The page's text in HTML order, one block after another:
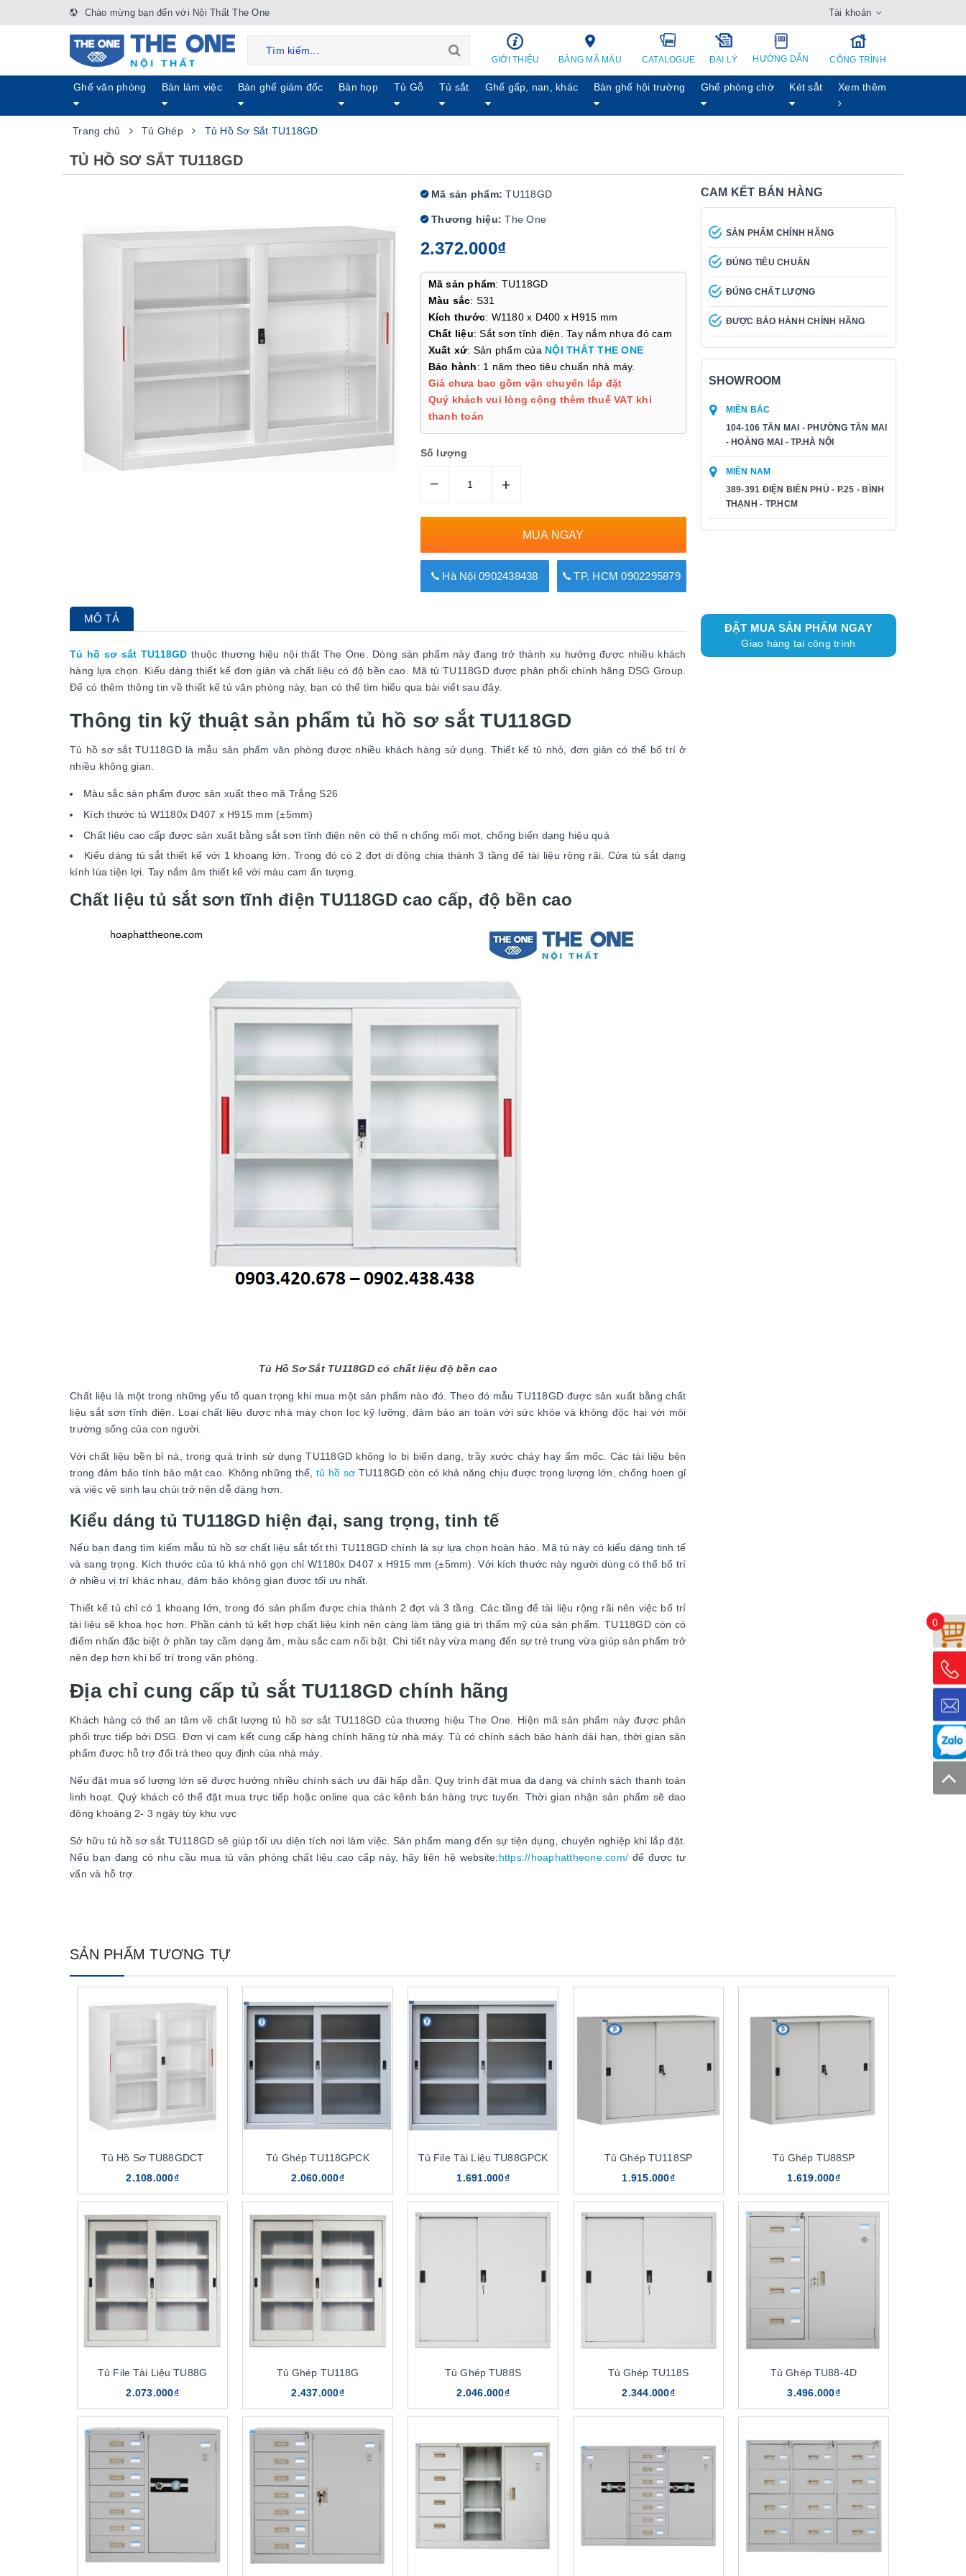
Chào mừng bạn đến với Nội Thất The One Tài khoản
GIỚI THIỆU BẢNG MÃ MÀU CATALOGUE ĐẠI LÝ HƯỚNG DẪN CÔNG TRÌNH
Ghế văn phòng Bàn làm việc Bàn ghế giám đốc Bàn họp Tủ Gỗ Tủ sắt Ghế gấp, nan, khác Bàn ghế hội trường Ghế phòng chờ Két sẳt Xem thêm
Trang chủ Tủ Ghép Tủ Hồ Sơ Sắt TU118GD
TỦ HỒ SƠ SẮT TU118GD
Mã sản phẩm: TU118GD
Thương hiệu: The One
2.372.000₫
Mã sản phẩm: TU118GD
Màu sắc: S31
Kích thước: W1180 x D400 x H915 mm
Chất liệu: Sắt sơn tĩnh điện. Tay nắm nhựa đỏ cam
Xuất xứ: Sản phẩm của NỘI THẤT THE ONE
Bảo hành: 1 năm theo tiêu chuẩn nhà máy.
Giá chưa bao gồm vận chuyển lắp đặt
Quý khách vui lòng cộng thêm thuế VAT khi
thanh toán
Số lượng
– +
MUA NGAY
Hà Nội 0902438438 TP. HCM 0902295879
CAM KẾT BÁN HÀNG
SẢN PHẨM CHÍNH HÃNG
ĐÚNG TIÊU CHUẨN
ĐÚNG CHẤT LƯỢNG
ĐƯỢC BẢO HÀNH CHÍNH HÃNG
SHOWROOM
MIỀN BẮC
104-106 TÂN MAI - PHƯỜNG TÂN MAI
- HOÀNG MAI - TP.HÀ NỘI
MIỀN NAM
389-391 ĐIỆN BIÊN PHỦ - P.25 - BÌNH
THẠNH - TP.HCM
MÔ TẢ
Tủ hồ sơ sắt TU118GD thuộc thương hiệu nội thất The One. Dòng sản phẩm này đang trở thành xu hướng được nhiều khách
hàng lựa chọn. Kiểu dáng thiết kế đơn giản và chất liệu có độ bền cao. Mã tủ TU118GD được phân phối chính hãng DSG Group.
Để có thêm thông tin về thiết kế tủ văn phòng này, bạn có thể tìm hiểu qua bài viết sau đây.
Thông tin kỹ thuật sản phẩm tủ hồ sơ sắt TU118GD
Tủ hồ sơ sắt TU118GD là mẫu sản phẩm văn phòng được nhiều khách hàng sử dụng. Thiết kế tủ nhỏ, đơn giản có thể bố trí ở
nhiều không gian.
Màu sắc sản phẩm được sản xuất theo mã Trắng S26
Kích thước tủ W1180x D407 x H915 mm (±5mm)
Chất liệu cao cấp được sản xuất bằng sắt sơn tĩnh điện nên có thể n chống mối mọt, chống biến dạng hiệu quả
Kiểu dáng tủ sắt thiết kế với 1 khoang lớn. Trong đó có 2 đợt di động chia thành 3 tầng để tài liệu rộng rãi. Cửa tủ sắt dạng
kính lùa tiện lợi. Tay nắm âm thiết kế với màu cam ấn tượng.
Chất liệu tủ sắt sơn tĩnh điện TU118GD cao cấp, độ bền cao
Tủ Hồ Sơ Sắt TU118GD có chất liệu độ bền cao
Chất liệu là một trong những yếu tố quan trọng khi mua một sản phẩm nào đó. Theo đó mẫu TU118GD được sản xuất bằng chất
liệu sắt sơn tĩnh điện. Loại chất liệu được nhà máy chọn lọc kỹ lưỡng, đảm bảo an toàn với sức khỏe và không độc hại với môi
trường sống của con người.
Với chất liệu bền bỉ nà, trong quá trình sử dụng TU118GD không lo bị biến dạng, trầy xước cháy hay ẩm mốc. Các tài liệu bên
trong đảm bảo tính bảo mật cao. Không những thế,tủ hồ sơ TU118GD còn có khả năng chịu được trọng lượng lớn, chống hoen gỉ
và việc vệ sinh lau chùi trở nên dễ dàng hơn.
Kiểu dáng tủ TU118GD hiện đại, sang trọng, tinh tế
Nếu bạn đang tìm kiếm mẫu tủ hồ sơ chất liệu sắt tốt thì TU118GD chính là sự lựa chọn hoàn hảo. Mã tủ này có kiểu dáng tinh tế
và sang trọng. Kích thước của tủ khá nhỏ gọn chỉ W1180x D407 x H915 mm (±5mm). Với kích thước này người dùng có thể bố trí
ở nhiều vị trí khác nhau, đảm bảo không gian được tối ưu nhất.
Thiết kế tủ chỉ có 1 khoang lớn, trong đó sản phẩm được chia thành 2 đợt và 3 tầng. Các tầng để tài liệu rộng rãi nên việc bố trí
tài liệu sẽ khoa học hơn. Phần cánh tủ kết hợp chất liệu kính nên càng làm tăng giá trị thẩm mỹ của sản phẩm. TU118GD còn có
điểm nhấn đặc biệt ở phần tay cầm dạng âm, màu sắc cam nổi bật. Chi tiết này vừa mang đến sự trẻ trung vừa giúp sản phẩm trở
nên đẹp hơn khi bố trí trong văn phòng.
Địa chỉ cung cấp tủ sắt TU118GD chính hãng
Khách hàng có thể an tâm về chất lượng tủ hồ sơ sắt TU118GD của thương hiệu The One. Hiện mã sản phẩm này được phân
phối trực tiếp bởi DSG. Đơn vị cam kết cung cấp hàng chính hãng từ nhà máy. Tủ có chính sách bảo hành dài hạn, thời gian sản
phẩm được hỗ trợ đổi trả theo quy định của nhà máy.
Nếu đặt mua số lượng lớn sẽ được hưởng nhiều chính sách ưu đãi hấp dẫn. Quy trình đặt mua đa dạng và chính sách thanh toán
linh hoạt. Quý khách có thể đặt mua trực tiếp hoặc online qua các kênh bán hàng trực tuyến. Thời gian nhận sản phẩm sẽ dao
động khoảng 2- 3 ngày tùy khu vực
Sở hữu tủ hồ sơ sắt TU118GD sẽ giúp tối ưu diện tích nơi làm việc. Sản phẩm mang đến sự tiện dụng, chuyên nghiệp khi lắp đặt.
Nếu bạn đang có nhu cầu mua tủ văn phòng chất liệu cao cấp này, hãy liên hệ website:https://hoaphattheone.com/ để được tư
vấn và hỗ trợ.
ĐẶT MUA SẢN PHẨM NGAY
Giao hàng tại công trình
SẢN PHẨM TƯƠNG TỰ
Tủ Hồ Sơ TU88GDCT
2.108.000₫
Tủ Ghép TU118GPCK
2.060.000₫
Tủ File Tài Liệu TU88GPCK
1.691.000₫
Tủ Ghép TU118SP
1.915.000₫
Tủ Ghép TU88SP
1.619.000₫
Tủ File Tài Liệu TU88G
2.073.000₫
Tủ Ghép TU118G
2.437.000₫
Tủ Ghép TU88S
2.046.000₫
Tủ Ghép TU118S
2.344.000₫
Tủ Ghép TU88-4D
3.496.000₫
0